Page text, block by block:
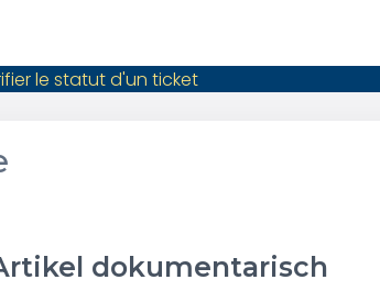
le statut d'un ticket
dokumentarisch